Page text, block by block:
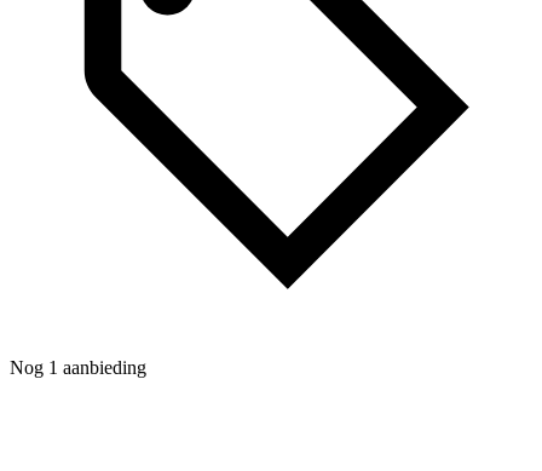
Nog 1 aanbieding